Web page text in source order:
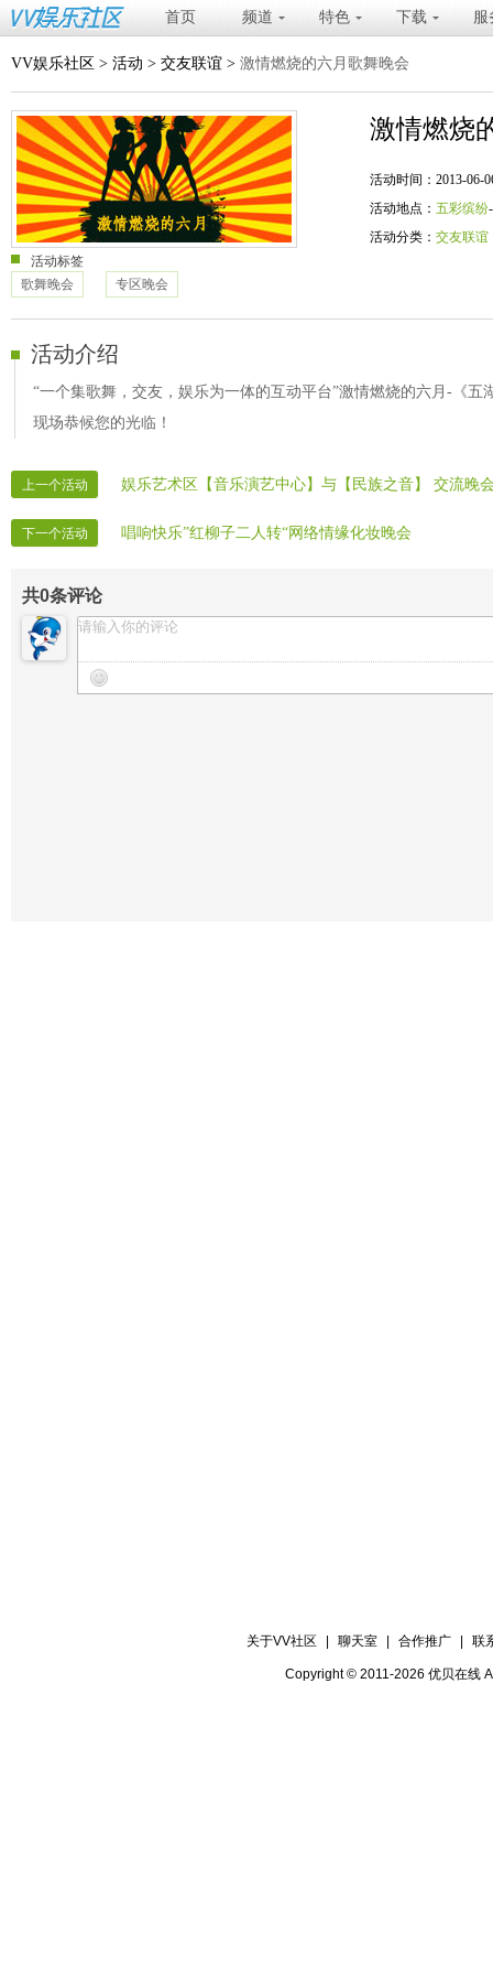
首页 频道 特色 下载 服
VV娱乐社区 > 活动 > 交友联谊 > 激情燃烧的六月歌舞晚会
激情燃烧
活动时间：2013-06-
活动地点： 五彩缤纷
活动分类： 交友联谊
活动标签
歌舞晚会
专区晚会
活动介绍
“一个集歌舞，交友，娱乐为一体的互动平台”激情燃烧的六月-《
现场恭候您的光临！
上一个活动 娱乐艺术区【音乐演艺中心】与【民族之音】 交流晚
下一个活动 唱响快乐”红柳子二人转“网络情缘化妆晚会
共0条评论
关于VV社区 聊天室 合作推广 联
Copyright © 2011-2026 优贝在线